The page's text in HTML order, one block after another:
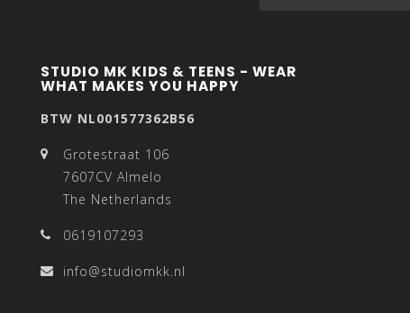
STUDIO MK KIDS & TEENS - WEAR
WHAT MAKES YOU HAPPY
BTW NL001577362B56
Grotestraat 106
7607CV Almelo
The Netherlands
0619107293
info@studiomkk.nl